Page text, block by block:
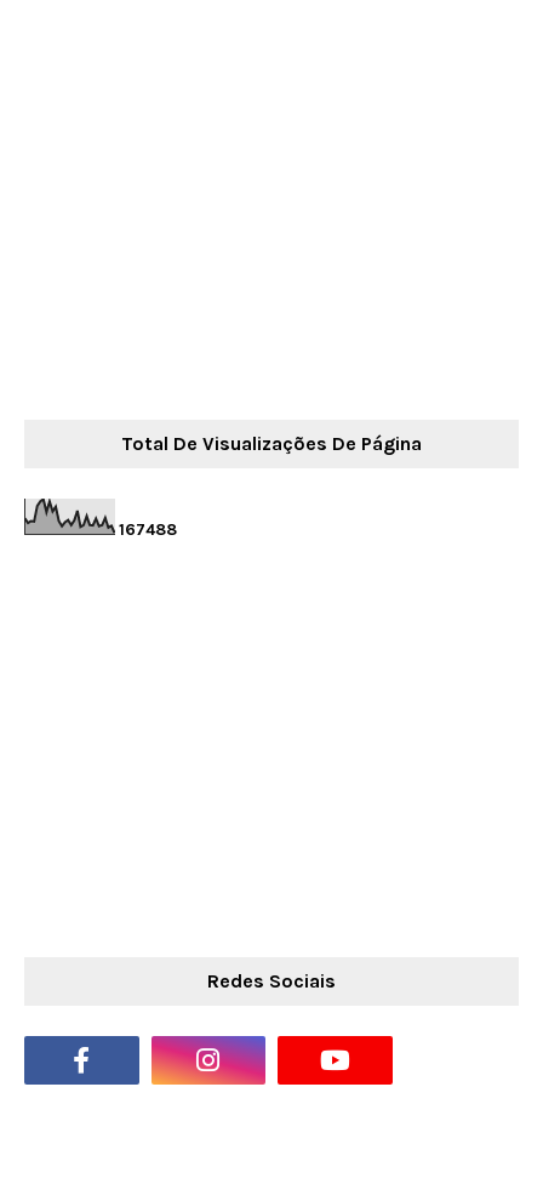
Total De Visualizações De Página
167488
Redes Sociais